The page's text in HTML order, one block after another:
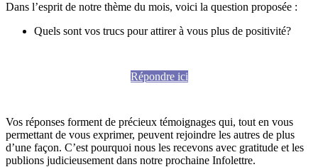
Dans l’esprit de notre thème du mois, voici la question proposée :
Quels sont vos trucs pour attirer à vous plus de positivité?
Répondre ici
Vos réponses forment de précieux témoignages qui, tout en vous
permettant de vous exprimer, peuvent rejoindre les autres de plus
d’une façon. C’est pourquoi nous les recevons avec gratitude et les
publions judicieusement dans notre prochaine Infolettre.